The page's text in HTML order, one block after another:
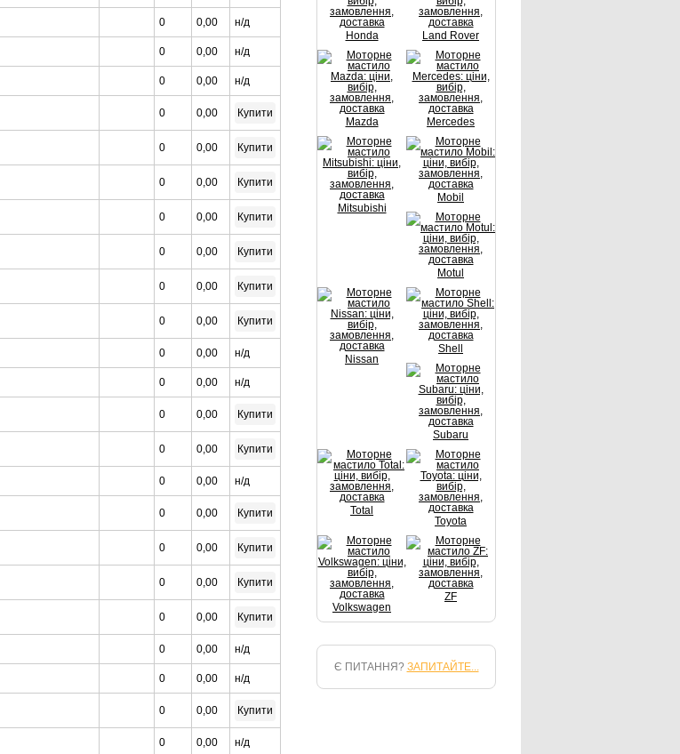
0 0,00 н/д
0 0,00 н/д
0 0,00 н/д
0 0,00 Купити
0 0,00 Купити
0 0,00 Купити
0 0,00 Купити
0 0,00 Купити
0 0,00 Купити
0 0,00 Купити
0 0,00 н/д
0 0,00 н/д
0 0,00 Купити
0 0,00 Купити
0 0,00 н/д
0 0,00 Купити
0 0,00 Купити
0 0,00 Купити
0 0,00 Купити
0 0,00 н/д
0 0,00 н/д
0 0,00 Купити
0 0,00 н/д
Honda Land Rover
Mazda Mercedes
Mitsubishi
Mobil
Motul
Nissan
Shell
Subaru
Total
Toyota
Volkswagen
ZF
Є ПИТАННЯ? ЗАПИТАЙТЕ...